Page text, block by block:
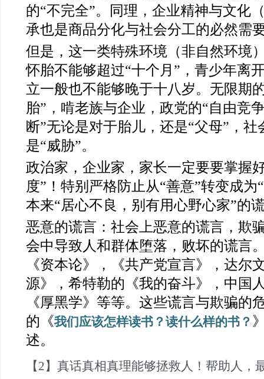
的“不完全”。同理，企业精神与文化
承也是商品分化与社会分工的必然需
但是，这一类特殊环境（非自然环境
怀胎不能够超过“十个月”，青少年离
立一般也不能够晚于十八岁。无限期
胎”，啃老族与企业，政党的“自由竞
断”无论是对于胎儿，还是“父母”，社
是“威胁”。
政治家，企业家，家长一定要要掌握
度”！特别严格防止从“善意”转变成为
本来“居心不良，别有用心野心家”的
恶意的谎言：社会上恶意的谎言，欺
会中导致人和群体堕落，败坏的谎言
《资本论》，《共产党宣言》，达尔
源》，希特勒的《我的奋斗》，中国
《厚黑学》等等。这些谎言与欺骗的
的《我们应该怎样读书？读什么样的书？
述。
【 2】真话真相真理能够拯救人！帮助人，